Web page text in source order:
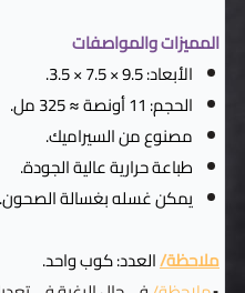
المميزات والمواصفات
الأبعاد: 9.5 × 7.5 × 3.5.
الحجم: 11 أونصة ≈ 325 مل.
مصنوع من السيراميك.
طباعة حرارية عالية الجودة.
يمكن غسله بغسالة الصحون.
ملاحظة/العدد: كوب واحد.